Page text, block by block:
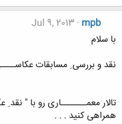
mpb
Jul 9, 2013
با سلام
نقد و بررسی ِ مسابقات عکاســــی
تالار معمـــــــاری رو با "
همراهی کنید . . .